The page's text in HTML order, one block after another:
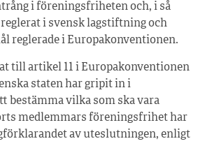
i föreningsfriheten och, i så
i svensk lagstiftning och
reglerade i Europakonventionen.
till artikel 11 i Europakonventionen
staten har gripit in i
bestämma vilka som ska vara
medlemmars föreningsfrihet har
av uteslutningen, enligt